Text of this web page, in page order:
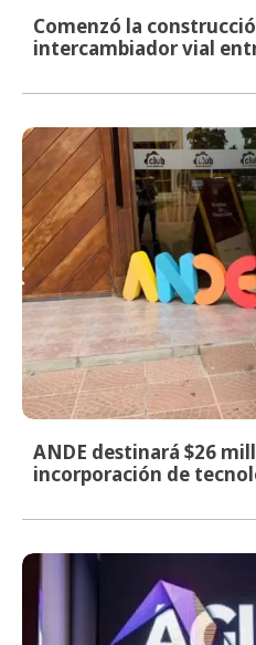
Comenzó la
intercambiador vial
ANDE destinará $26
incorporación de